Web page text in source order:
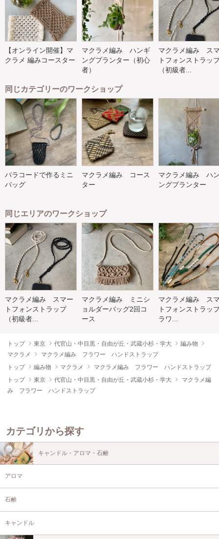
【オンライン開催】マ
クラメ 編みコースター
マクラメ編み ハンギ
ングプランター（初心
者）
マクラメ編み ス
トフォンストラッ
（初級者...
同じカテゴリーのワークショップ
パラコードで作るミニ
バッグ
マクラメ編み コース
ター
マクラメ編み ハ
ングプランター
同じエリアのワークショップ
マクラメ編み スマー
トフォンストラップ
（初級者...
マクラメ編み ミニシ
ョルダーバッグ2回コ
ース
マクラメ編み ス
トフォンストラッ
ラワ...
トップ 東京 代官山・中目黒・自由が丘・武蔵小杉・学大
編み物
マクラメ
マクラメ編み フラワー ハンドストラップ
トップ
編み物 マクラメ
マクラメ編み フラワー ハンドストラップ
トップ
東京 代官山・中目黒・自由が丘・武蔵小杉・学大
マクラメ編
み フラワー ハンドストラップ
カテゴリから探す
キャンドル・アロマ・石鹸
アロマ
石鹸
キャンドル